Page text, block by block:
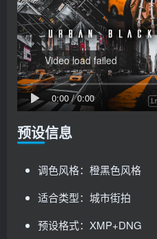
0:00/0:00
Video load failed
预设信息
调色风格：橙黑色风格
适合类型：城市街拍
预设格式：XMP+DNG